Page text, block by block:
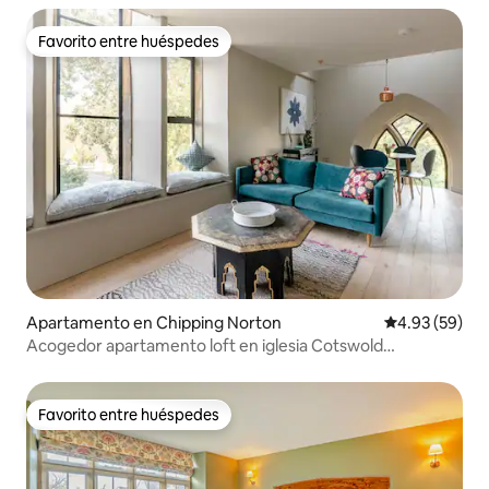
Favorito entre huéspedes
Favorito entre huéspedes
Apartamento en Chipping Norton Calificación
4.93 (59)
Acogedor apartamento loft en iglesia Cotswold
Favorito entre huéspedes
Favorito entre huéspedes